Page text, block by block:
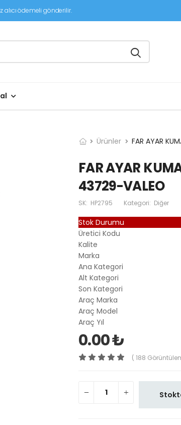
alıcı ödemeli gönderilir.
Ürünler FAR AYAR
FAR AYAR
43729-VALEO
SK: HP2795 Kategori: Diğer
Stok Durumu
Üretici Kodu
Kalite
Marka
Ana Kategori
Alt Kategori
Son Kategori
Araç Marka
Araç Model
Araç Yıl
0.00 ₺
( 188